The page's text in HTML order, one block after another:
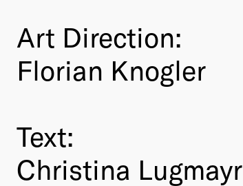
Art Direction:
Florian Knogler
Text:
Christina Lugmayr